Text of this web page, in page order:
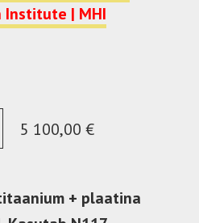
Institute | MHI
5 100,00 €
+ plaatina